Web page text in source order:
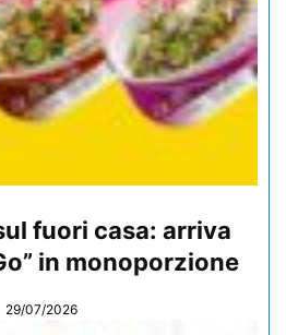
fuori casa: arriva
in monoporzione
29/07/2026